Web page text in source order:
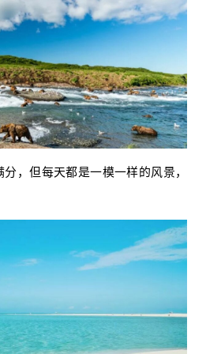
，但每天都是一模一样的风景，